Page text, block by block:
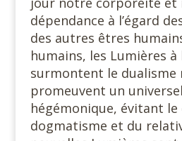
dépendance à l’égard
des autres êtres
humains, les Lumières à
surmontent le
promeuvent un
hégémonique, évitant
dogmatisme et du